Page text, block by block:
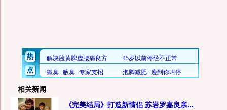
相关新闻
《完美结局》打造新情侣 苏岩罗嘉良亲...